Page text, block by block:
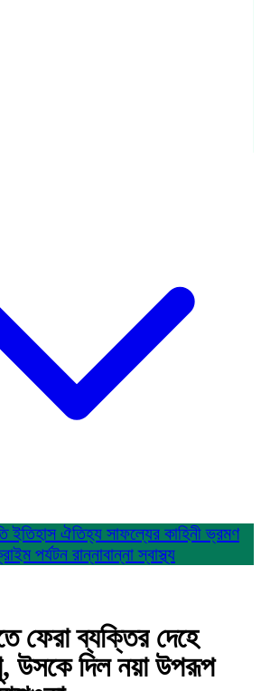
ইতিহাস ঐতিহ্য সাফল্যের কাহিনীভ্রমণ
পর্যটন রান্নাবান্নাস্বাস্থ্য
ফেরা ব্যক্তির দেহে
উসকে দিল নয়া উপরূপ